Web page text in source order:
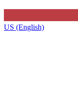
US (English)